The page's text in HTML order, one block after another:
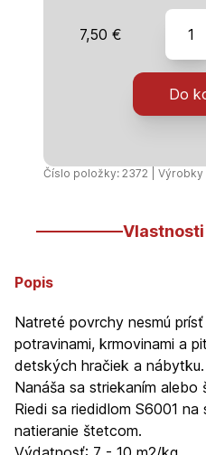
7,50 €
Synta
-
8850
Do
Číslo položky: 2372 | Výrobky
Popis
Natreté povrchy nesmú
potravinami, krmovinami a
detských hračiek a nábytku.
Nanáša sa striekaním alebo
Riedi sa riedidlom S6001
natieranie štetcom.